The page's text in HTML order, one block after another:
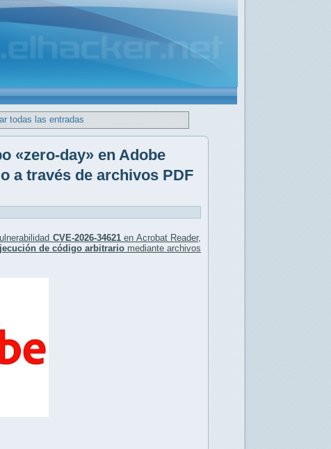
todas las entradas
«zero-day» en Adobe
a través de archivos PDF
CVE-2026-34621en Acrobat Reader,
de código arbitrariomediante archivos